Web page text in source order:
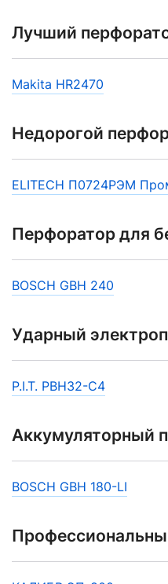
Лучший
Makita HR2470
Недорогой
ELITECH П0724РЭМ
Перфоратор для
BOSCH GBH 240
Ударный
P.I.T. PBH32-C4
Аккумуляторный
BOSCH GBH 180-LI